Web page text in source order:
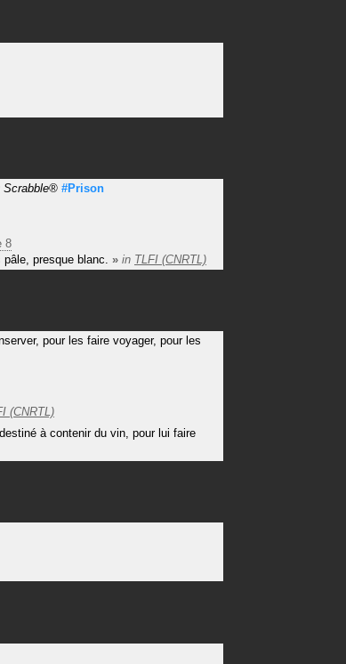
Scrabble® #Prison
8
pâle, presque blanc. » in TLFI (CNRTL)
pour les faire voyager, pour les
(CNRTL)
à contenir du vin, pour lui faire